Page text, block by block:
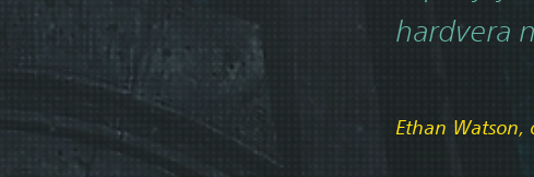
hardvera
Ethan